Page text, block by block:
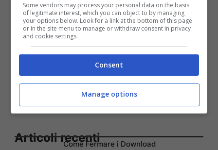
Articoli recentiCome Fermare i Download
Some vendors may process your personal data on the basis
of legitimate interest, which you can object to by managing
your options below. Look for a link at the bottom of this page
or in the site menu to manage or withdraw consent in privacy
and cookie settings.
Consent
Manage options